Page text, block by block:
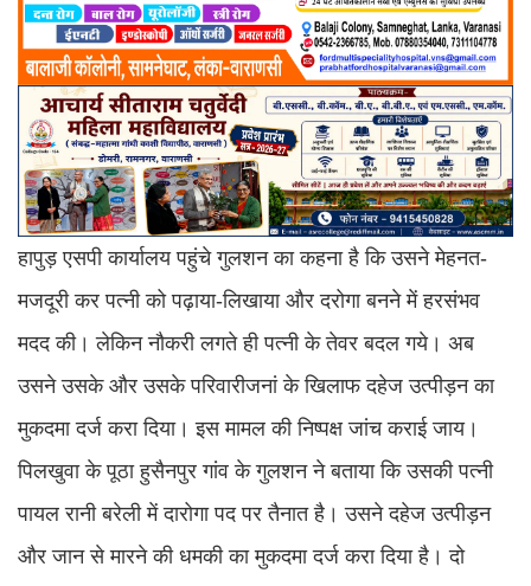
हापुड़ एसपी कार्यालय पहुंचे गुलशन का कहना है कि उसने मेहनत-
मजदूरी कर पत्नी को पढ़ाया-लिखाया और दरोगा बनने में हरसंभव
मदद की। लेकिन नौकरी लगते ही पत्नी के तेवर बदल गये। अब
उसने उसके और उसके परिवारीजनां के खिलाफ दहेज उत्पीड़न का
मुकदमा दर्ज करा दिया। इस मामल की निष्पक्ष जांच कराई जाय।
पिलखुवा के पूठा हुसैनपुर गांव के गुलशन ने बताया कि उसकी पत्नी
पायल रानी बरेली में दारोगा पद पर तैनात है। उसने दहेज उत्पीड़न
और जान से मारने की धमकी का मुकदमा दर्ज करा दिया है। दो